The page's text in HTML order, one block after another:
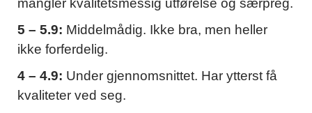
mangler kvalitetsmessig utførelse og særpreg.
5 – 5.9: Middelmådig. Ikke bra, men heller
ikke forferdelig.
4 – 4.9: Under gjennomsnittet. Har ytterst få
kvaliteter ved seg.